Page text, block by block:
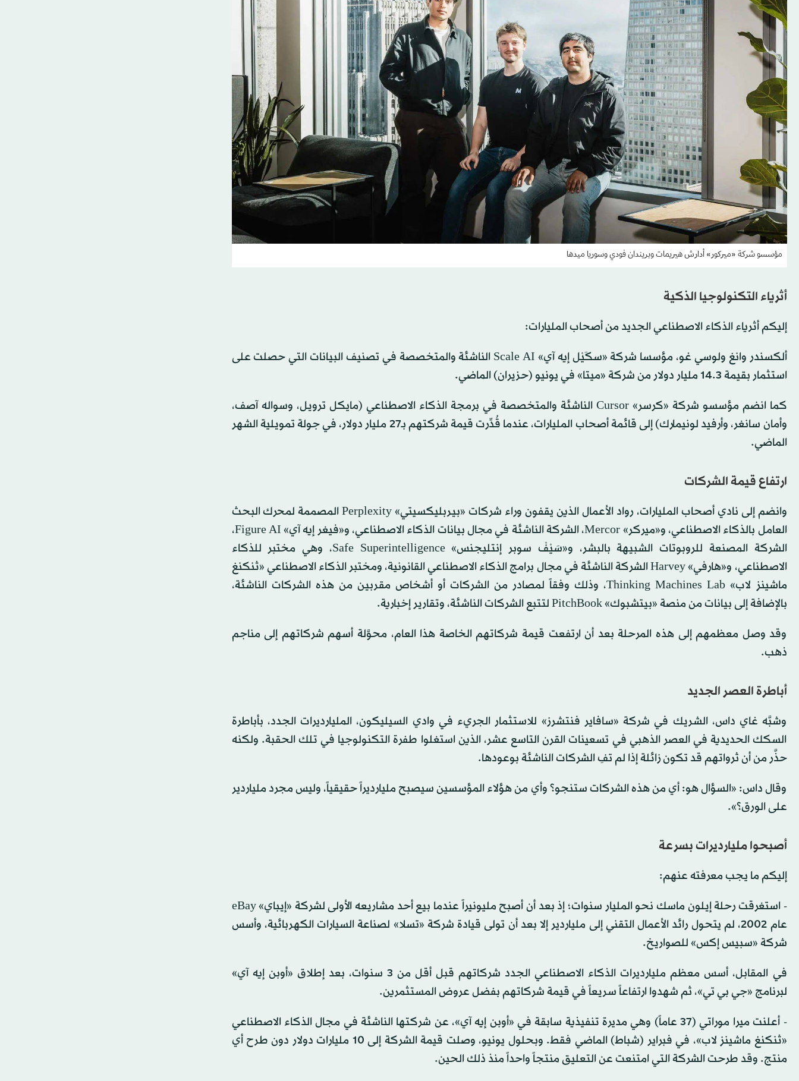
مؤسسو شركة «ميركور» أدارش هيريمات وبريندان فودي وسوريا ميدها
أثرياء التكنولوجيا الذكية
إليكم أثرياء الذكاء الاصطناعي الجديد من أصحاب المليارات:
ألكسندر وانغ ولوسي غو، مؤسسا شركة «سكَيْل إيه آي» Scale AI الناشئة والمتخصصة في تصنيف البيانات التي حصلت على
استثمار بقيمة 14.3 مليار دولار من شركة «ميتا» في يونيو (حزيران) الماضي.
كما انضم مؤسسو شركة «كرسر» Cursor الناشئة والمتخصصة في برمجة الذكاء الاصطناعي (مايكل ترويل، وسواله آصف،
وأمان سانغر، وأرفيد لونيمارك) إلى قائمة أصحاب المليارات، عندما قُدِّرت قيمة شركتهم بـ27 مليار دولار، في جولة تمويلية الشهر
الماضي.
ارتفاع قيمة الشركات
وانضم إلى نادي أصحاب المليارات، رواد الأعمال الذين يقفون وراء شركات «بيربليكسيتي» Perplexity المصممة لمحرك البحث
العامل بالذكاء الاصطناعي، و«ميركر» Mercor، الشركة الناشئة في مجال بيانات الذكاء الاصطناعي، و«فيغر إيه آي» Figure AI،
الشركة المصنعة للروبوتات الشبيهة بالبشر، و«سَيْفْ سوبر إنتليجنس» Safe Superintelligence، وهي مختبر للذكاء
الاصطناعي، و«هارفي» Harvey الشركة الناشئة في مجال برامج الذكاء الاصطناعي القانونية، ومختبر الذكاء الاصطناعي «ثنكنغ
ماشينز لاب» Thinking Machines Lab، وذلك وفقاً لمصادر من الشركات أو أشخاص مقربين من هذه الشركات الناشئة،
بالإضافة إلى بيانات من منصة «بيتشبوك» PitchBook لتتبع الشركات الناشئة، وتقارير إخبارية.
وقد وصل معظمهم إلى هذه المرحلة بعد أن ارتفعت قيمة شركاتهم الخاصة هذا العام، محوَّلة أسهم شركاتهم إلى مناجم
ذهب.
أباطرة العصر الجديد
وشبَّه غاي داس، الشريك في شركة «سافاير فنتشرز» للاستثمار الجريء في وادي السيليكون، المليارديرات الجدد، بأباطرة
السكك الحديدية في العصر الذهبي في تسعينات القرن التاسع عشر، الذين استغلوا طفرة التكنولوجيا في تلك الحقبة. ولكنه
حذَّر من أن ثرواتهم قد تكون زائلة إذا لم تفِ الشركات الناشئة بوعودها.
وقال داس: «السؤال هو: أي من هذه الشركات ستنجو؟ وأي من هؤلاء المؤسسين سيصبح مليارديراً حقيقياً، وليس مجرد ملياردير
على الورق؟».
أصبحوا مليارديرات بسرعة
إليكم ما يجب معرفته عنهم:
- استغرقت رحلة إيلون ماسك نحو المليار سنوات؛ إذ بعد أن أصبح مليونيراً عندما بيع أحد مشاريعه الأولى لشركة «إيباي» eBay
عام 2002، لم يتحول رائد الأعمال التقني إلى ملياردير إلا بعد أن تولى قيادة شركة «تسلا» لصناعة السيارات الكهربائية، وأسس
شركة «سبيس إكس» للصواريخ.
في المقابل، أسس معظم مليارديرات الذكاء الاصطناعي الجدد شركاتهم قبل أقل من 3 سنوات، بعد إطلاق «أوبن إيه آي»
لبرنامج «جي بي تي»، ثم شهدوا ارتفاعاً سريعاً في قيمة شركاتهم بفضل عروض المستثمرين.
- أعلنت ميرا موراتي (37 عاماً) وهي مديرة تنفيذية سابقة في «أوبن إيه آي»، عن شركتها الناشئة في مجال الذكاء الاصطناعي
«ثنكنغ ماشينز لاب»، في فبراير (شباط) الماضي فقط. وبحلول يونيو، وصلت قيمة الشركة إلى 10 مليارات دولار دون طرح أي
منتج. وقد طرحت الشركة التي امتنعت عن التعليق منتجاً واحداً منذ ذلك الحين.